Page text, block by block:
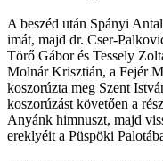
A beszéd után Spányi
imát, majd dr. Cser-
Törő Gábor és Tessely
Molnár Krisztián, a Fejér
koszorúzta meg Szent
koszorúzást követően a
Anyánk himnuszt, majd
ereklyéit a Püspöki